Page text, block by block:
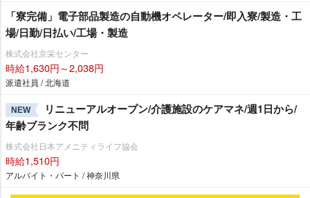
「寮完備」電子部品製造の自動機オペレーター/即入寮/製造・工
場/日勤/日払い/工場・製造
株式会社京栄センター
時給1,630円～2,038円
派遣社員 / 北海道
NEW
リニューアルオープン/介護施設のケアマネ/週1日から/
年齢ブランク不問
株式会社日本アメニティライフ協会
時給1,510円
アルバイト・パート / 神奈川県